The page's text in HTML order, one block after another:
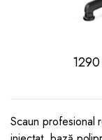
Scaun profesional